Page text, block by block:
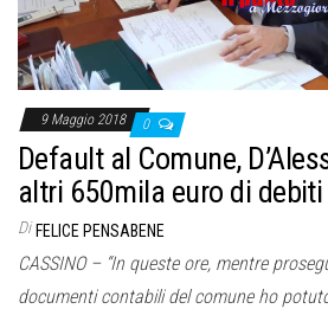
9 Maggio 2018 0
Default al Comune,
altri 650mila euro di debiti
Di FELICE PENSABENE
CASSINO – “In queste ore, mentre
documenti contabili del comune ho